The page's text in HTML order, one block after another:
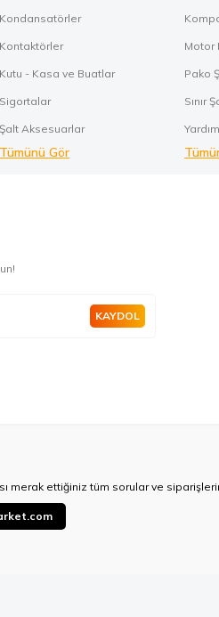
Kondansatörler
Kontaktörler
Kutu - Kasa ve Buatlar
Sigortalar
Şalt Aksesuarlar
Tümünü Gör
Motor
Pako
Sınır
KAYDOL
merak ettiğiniz tüm sorular ve